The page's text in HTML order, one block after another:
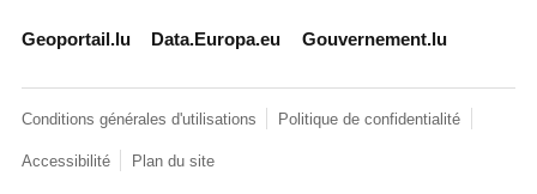
Geoportail.lu Data.Europa.eu Gouvernement.lu
Conditions générales d'utilisations Politique de confidentialité
Accessibilité Plan du site